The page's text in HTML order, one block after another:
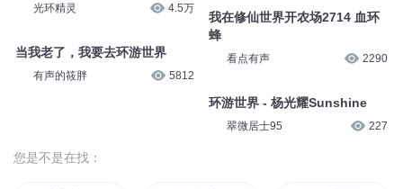
光环精灵 4.5万
当我老了，我要去环游世界
有声的筱胖 5812
我在修仙世界开农场2714 血环
蜂
看点有声 2290
环游世界 - 杨光耀Sunshine
翠微居士95 227
您是不是在找：